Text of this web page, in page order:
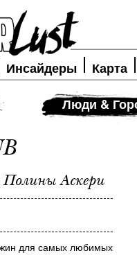
Инсайдеры Карта
Люди &
Аскери
для самых любимых